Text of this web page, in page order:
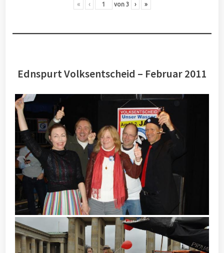
« ‹ von 3 › »
Ednspurt Volksentscheid – Februar 2011